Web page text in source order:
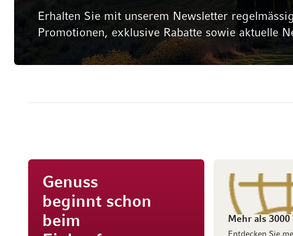
Erhalten Sie mit unserem Newsletter
Promotionen, exklusive Rabatte sowie aktuelle
Genuss
beginnt schon
beim
Mehr als 3000